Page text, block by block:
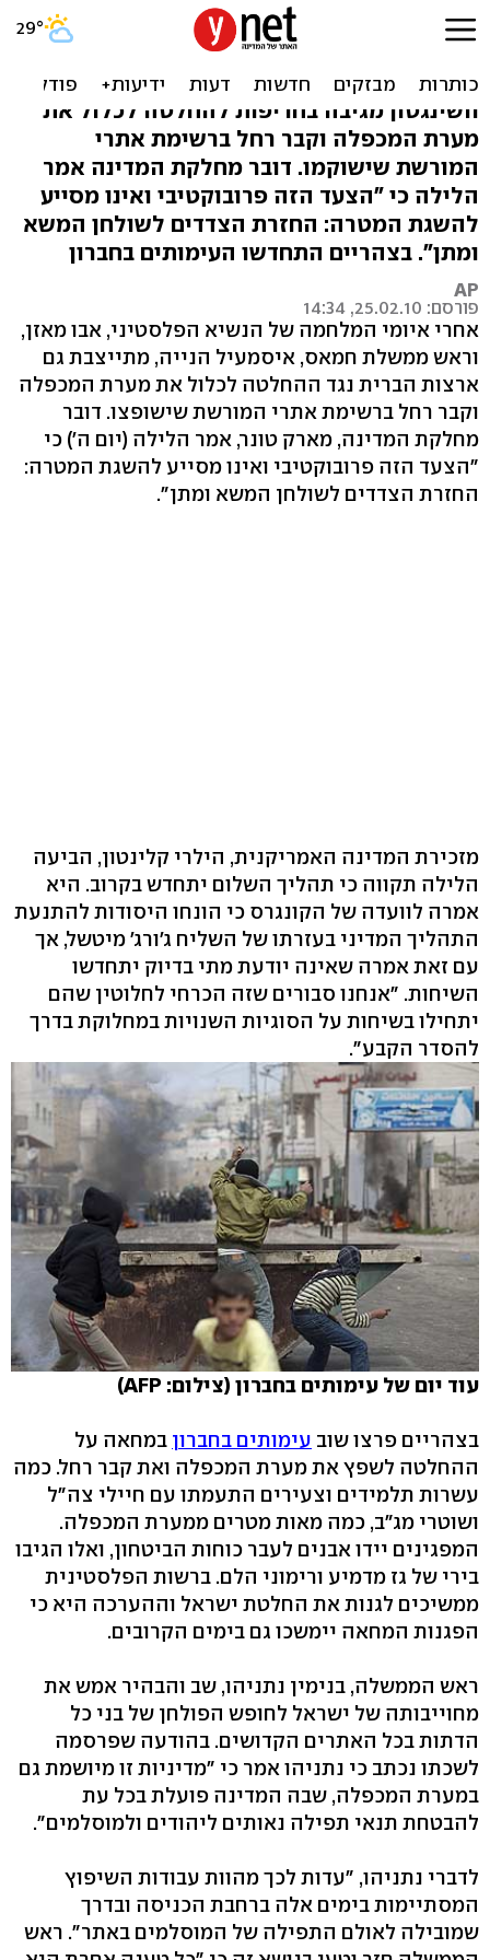
ארה"ב על הכרזת אתרי
המורשת: פרובוקציה
וושינגטון מגיבה בחריפות להחלטה לכלול את
מערת המכפלה וקבר רחל ברשימת אתרי
המורשת שישוקמו. דובר מחלקת המדינה אמר
הלילה כי "הצעד הזה פרובוקטיבי ואינו מסייע
להשגת המטרה: החזרת הצדדים לשולחן המשא
ומתן". בצהריים התחדשו העימותים בחברון
AP
פורסם: 25.02.10, 14:34
אחרי איומי המלחמה של הנשיא הפלסטיני, אבו מאזן,
וראש ממשלת חמאס, איסמעיל הנייה, מתייצבת גם
ארצות הברית נגד ההחלטה לכלול את מערת המכפלה
וקבר רחל ברשימת אתרי המורשת שישופצו. דובר
מחלקת המדינה, מארק טונר, אמר הלילה (יום ה') כי
"הצעד הזה פרובוקטיבי ואינו מסייע להשגת המטרה:
החזרת הצדדים לשולחן המשא ומתן".
מזכירת המדינה האמריקנית, הילרי קלינטון, הביעה
הלילה תקווה כי תהליך השלום יתחדש בקרוב. היא
אמרה לוועדה של הקונגרס כי הונחו היסודות להתנעת
התהליך המדיני בעזרתו של השליח ג'ורג' מיטשל, אך
עם זאת אמרה שאינה יודעת מתי בדיוק יתחדשו
השיחות. "אנחנו סבורים שזה הכרחי לחלוטין שהם
יתחילו בשיחות על הסוגיות השנויות במחלוקת בדרך
להסדר הקבע".
עוד יום של עימותים בחברון (צילום: AFP)
בצהריים פרצו שוב עימותים בחברון במחאה על
ההחלטה לשפץ את מערת המכפלה ואת קבר רחל. כמה
עשרות תלמידים וצעירים התעמתו עם חיילי צה"ל
ושוטרי מג"ב, כמה מאות מטרים ממערת המכפלה.
המפגינים יידו אבנים לעבר כוחות הביטחון, ואלו הגיבו
בירי של גז מדמיע ורימוני הלם. ברשות הפלסטינית
ממשיכים לגנות את החלטת ישראל וההערכה היא כי
הפגנות המחאה יימשכו גם בימים הקרובים.
ראש הממשלה, בנימין נתניהו, שב והבהיר אמש את
מחוייבותה של ישראל לחופש הפולחן של בני כל
הדתות בכל האתרים הקדושים. בהודעה שפרסמה
לשכתו נכתב כי נתניהו אמר כי "מדיניות זו מיושמת גם
במערת המכפלה, שבה המדינה פועלת בכל עת
להבטחת תנאי תפילה נאותים ליהודים ולמוסלמים".
לדברי נתניהו, "עדות לכך מהוות עבודות השיפוץ
המסתיימות בימים אלה ברחבת הכניסה ובדרך
שמובילה לאולם התפילה של המוסלמים באתר". ראש